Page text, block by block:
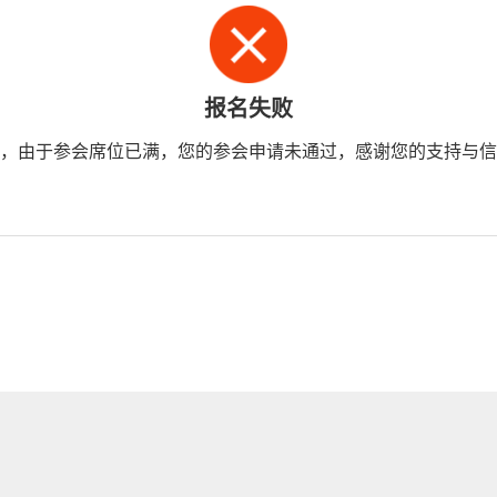
报名失败
由于参会席位已满，您的参会申请未通过，感谢您的支持与